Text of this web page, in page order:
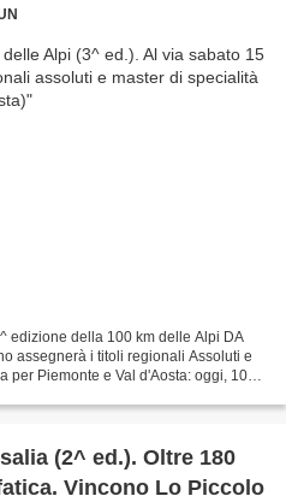
edizione della 100 km delle Alpi DA
assegnerà i titoli regionali Assoluti e
per Piemonte e Val d'Aosta: oggi, 10
(2^ ed.). Oltre 180
Vincono Lo Piccolo